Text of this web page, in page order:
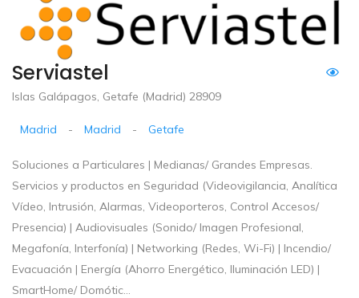
Serviastel
Islas Galápagos, Getafe (Madrid) 28909
Madrid - Madrid - Getafe
Soluciones a Particulares | Medianas/ Grandes Empresas.
Servicios y productos en Seguridad (Videovigilancia, Analítica
Vídeo, Intrusión, Alarmas, Videoporteros, Control Accesos/
Presencia) | Audiovisuales (Sonido/ Imagen Profesional,
Megafonía, Interfonía) | Networking (Redes, Wi-Fi) | Incendio/
Evacuación | Energía (Ahorro Energético, Iluminación LED) |
SmartHome/ Domótic...